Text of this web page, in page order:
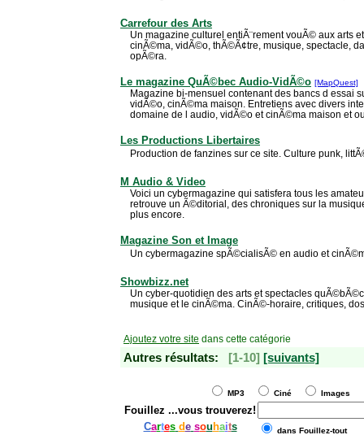
Carrefour des Arts
Un magazine culturel entiÃ¨rement vouÃ© aux arts
cinÃ©ma, vidÃ©o, thÃ©Ã¢tre, musique, spectacle,
opÃ©ra.
Le magazine QuÃ©bec Audio-VidÃ©o [MapQuest]
Magazine bi-mensuel contenant des bancs d essai
vidÃ©o, cinÃ©ma maison. Entretiens avec divers
domaine de l audio, vidÃ©o et cinÃ©ma maison et
Les Productions Libertaires
Production de fanzines sur ce site. Culture punk,
M Audio & Video
Voici un cybermagazine qui satisfera tous les
retrouve un Ã©ditorial, des chroniques sur la
plus encore.
Magazine Son et Image
Un cybermagazine spÃ©cialisÃ© en audio et
Showbizz.net
Un cyber-quotidien des arts et spectacles
musique et le cinÃ©ma. CinÃ©-horaire, critiques,
Ajoutez votre site dans cette catégorie
Autres résultats: [1-10] [suivants]
MP3 Ciné Images
Fouillez ...vous trouverez!
Cartes de sou haits dans Fouillez-tout